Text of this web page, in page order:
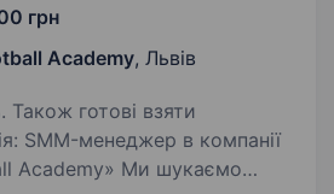
грн
Academy, Львів
Також готові взяти
Academy» Ми шукаємо